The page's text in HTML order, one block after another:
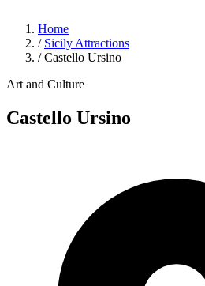
Home
/ Sicily Attractions
/ Castello Ursino
Art and Culture
Castello Ursino